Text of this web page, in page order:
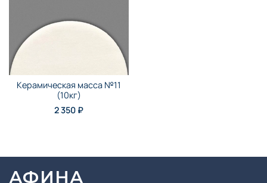
Керамическая масса №11
(10кг)
2 350 ₽
АФИНА